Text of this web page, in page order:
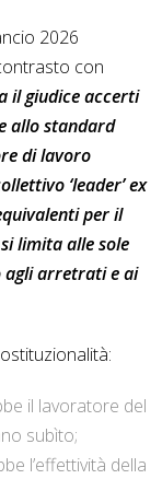
2026
con
il giudice accerti
allo standard
di lavoro
‘leader’ ex
per il
limita alle sole
agli arretrati e ai
il lavoratore del
subìto;
l’effettività della